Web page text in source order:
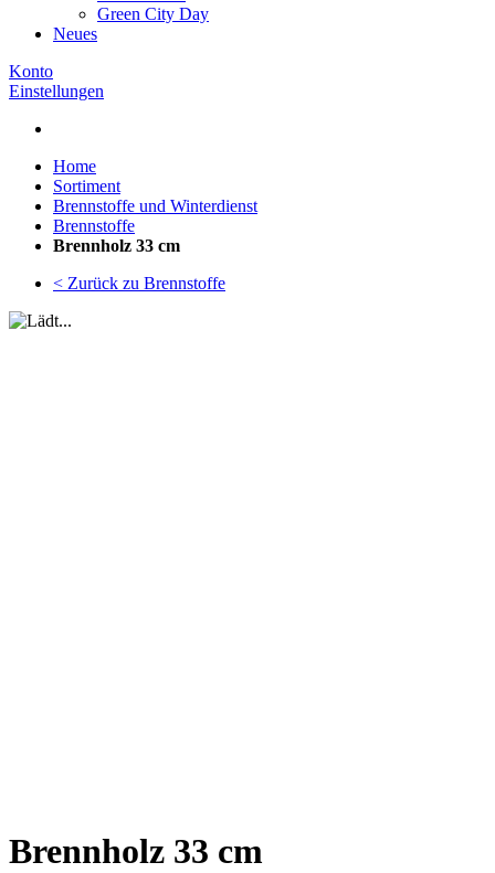
Green City Day
Neues
Konto
Einstellungen
Home
Sortiment
Brennstoffe und Winterdienst
Brennstoffe
Brennholz 33 cm
< Zurück zu Brennstoffe
Brennholz 33 cm